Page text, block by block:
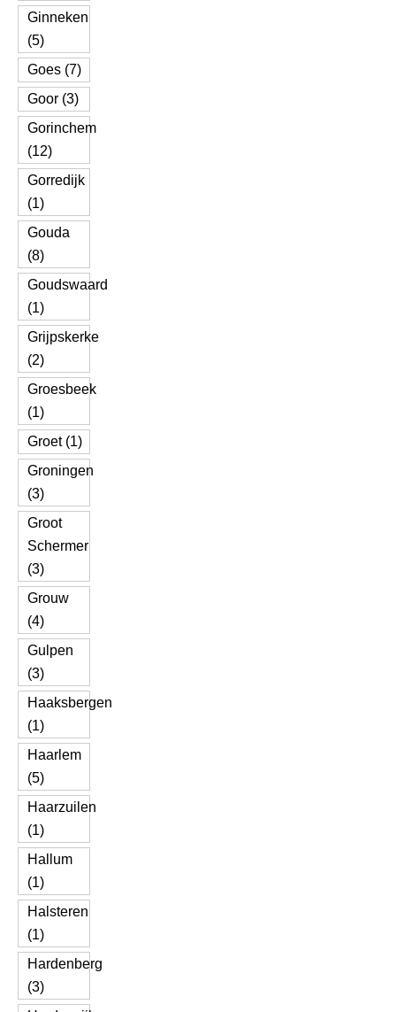
Ginneken
(5)
Goes (7)
Goor (3)
Gorinchem
(12)
Gorredijk
(1)
Gouda
(8)
Goudswaard
(1)
Grijpskerke
(2)
Groesbeek
(1)
Groet (1)
Groningen
(3)
Groot
Schermer
(3)
Grouw
(4)
Gulpen
(3)
Haaksbergen
(1)
Haarlem
(5)
Haarzuilen
(1)
Hallum
(1)
Halsteren
(1)
Hardenberg
(3)